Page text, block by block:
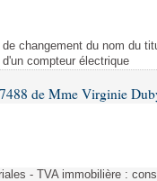
de changement du nom du
compteur électrique
de Mme Virginie
- TVA immobilière :